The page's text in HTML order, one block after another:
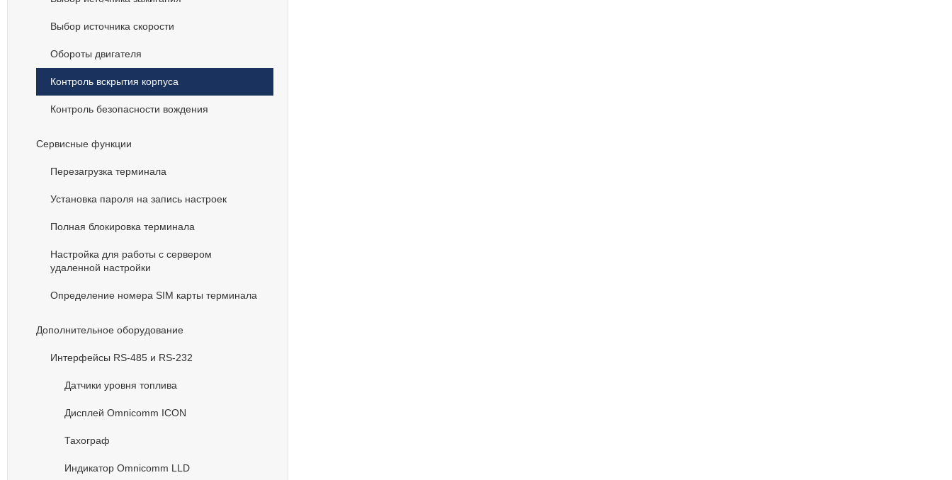
Выбор источника скорости
Обороты двигателя
Контроль вскрытия корпуса
Контроль безопасности вождения
Cервисные функции
Перезагрузка терминала
Установка пароля на запись настроек
Полная блокировка терминала
Настройка для работы с сервером
удаленной настройки
Определение номера SIM карты терминала
Дополнительное оборудование
Интерфейсы RS-485 и RS-232
Датчики уровня топлива
Дисплей Omnicomm ICON
Тахограф
Индикатор Omnicomm LLD